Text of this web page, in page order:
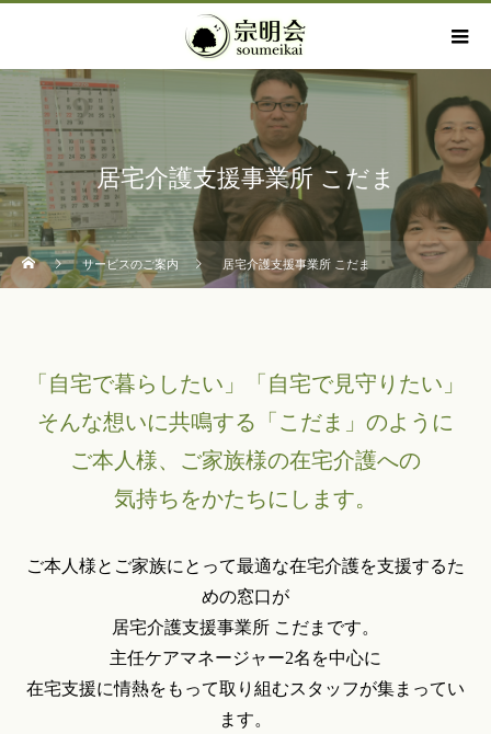
居宅介護支援事業所 こだま
サービスのご案内 居宅介護支援事業所 こだま
「自宅で暮らしたい」「自宅で見守りたい」
そんな想いに共鳴する「こだま」のように
ご本人様、ご家族様の在宅介護への
気持ちをかたちにします。
ご本人様とご家族にとって最適な在宅介護を支援するた
めの窓口が
居宅介護支援事業所 こだま です。
主任ケアマネージャー2名を中心に
在宅支援に情熱をもって取り組むスタッフが集まってい
ます。